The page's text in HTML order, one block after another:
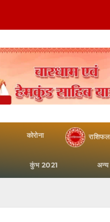
कोरोना राशिफल
कुंभ 2021 अन्य